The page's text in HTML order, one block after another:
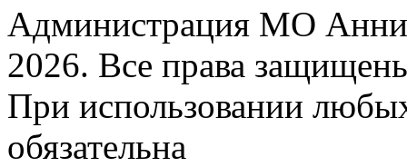
Администрация МО
2026. Все права
При использовании
обязательна